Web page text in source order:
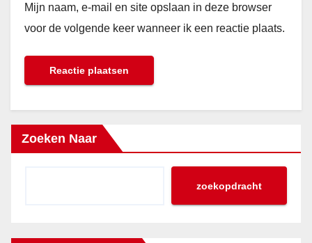
Mijn naam, e-mail en site opslaan in deze browser
voor de volgende keer wanneer ik een reactie plaats.
Zoeken Naar
zoekopdracht